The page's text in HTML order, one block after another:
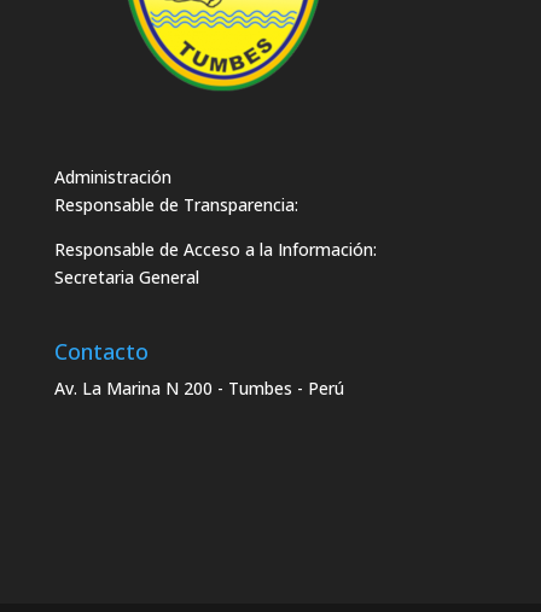
Administración
Responsable de Transparencia:
Responsable de Acceso a la Información:
Secretaria General
Contacto
Av. La Marina N 200 - Tumbes - Perú